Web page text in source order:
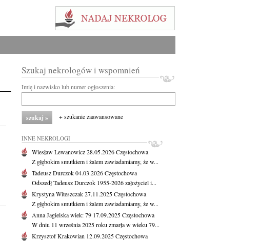
Szukaj nekrologów i wspomnień
Imię i nazwisko lub numer ogłoszenia:
+ szukanie zaawansowane
INNE NEKROLOGI
Wiesław Lewanowicz28.05.2026Częstochowa
Z głębokim smutkiem i żalem zawiadamiamy, że w...
Tadeusz Durczok04.03.2026Częstochowa
Odszedł Tadeusz Durczok 1955-2026 założyciel i...
Krystyna Witeszczak27.11.2025Częstochowa
Z głębokim smutkiem i żalem zawiadamiamy, że w...
Anna Jagielskawiek: 79 17.09.2025Częstochowa
W dniu 11 września 2025 roku zmarła w wieku 79...
Krzysztof Krakowian 12.09.2025Częstochowa